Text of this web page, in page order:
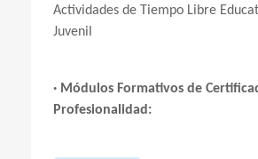
Actividades de Tiempo Libre
Juvenil
· Módulos Formativos de
Profesionalidad: